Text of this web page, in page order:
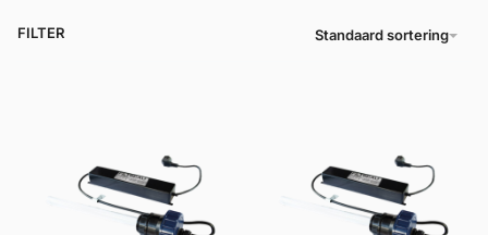
Standaard sortering
FILTER